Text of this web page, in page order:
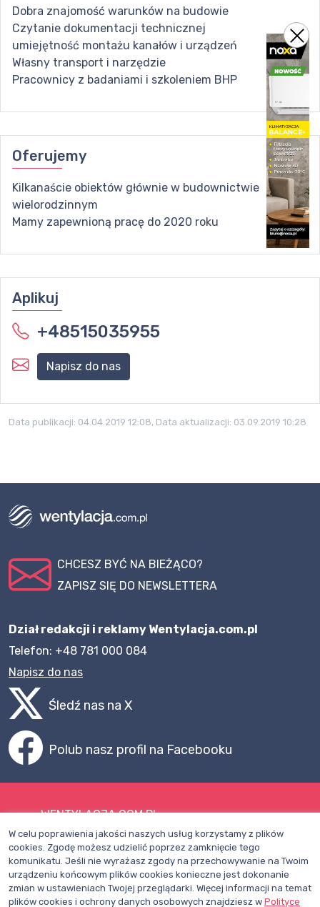
Dobra znajomość warunków na budowie
Czytanie dokumentacji technicznej
umiejętność montażu kanałów i urządzeń
Własny transport i narzędzie
Pracownicy z badaniami i szkoleniem BHP
Oferujemy
Kilkanaście obiektów głównie w budownictwie
wielorodzinnym
Mamy zapewnioną pracę do 2020 roku
Aplikuj
+48515035955
Napisz do nas
Data publikacji: 04.04.2019 12:08, Data aktualizacji: 03.09.2019 10:28
CHCESZ BYĆ NA BIEŻĄCO?
ZAPISZ SIĘ DO NEWSLETTERA
Dział redakcji i reklamy Wentylacja.com.pl
Telefon: +48 781 000 084
Napisz do nas
Śledź nas na X
Polub nasz profil na Facebooku
WENTYLACJA.COM.PL
Mapa witryny
Regulamin
Polityka Prywatności
W celu poprawienia jakości naszych usług korzystamy z plików
cookies. Zgodę możesz udzielić poprzez zamknięcie tego
komunikatu. Jeśli nie wyrażasz zgody na przechowywanie na Twoim
urządzeniu końcowym plików cookies konieczne jest dokonanie
zmian w ustawieniach Twojej przeglądarki. Więcej informacji na temat
plików cookies i ochrony danych osobowych znajdziesz w Polityce